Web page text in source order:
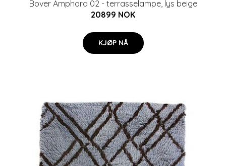
Bover Amphora 02 - terrasselampe, lys beige
20899 NOK
KJØP NÅ